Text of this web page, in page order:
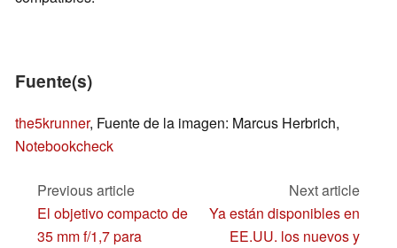
Fuente(s)
the5krunner, Fuente de la imagen: Marcus Herbrich,
Notebookcheck
Previous article
El objetivo compacto de
35 mm f/1,7 para
Next article
Ya están disponibles en
EE.UU. los nuevos y